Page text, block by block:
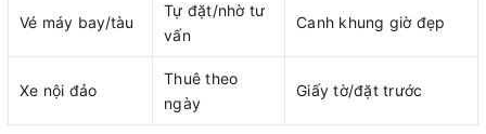
Vé máy bay/tàu
Tự đặt/nhờ tư
vấn
Canh khung giờ đẹp
Xe nội đảo
Thuê theo
ngày
Giấy tờ/đặt trước